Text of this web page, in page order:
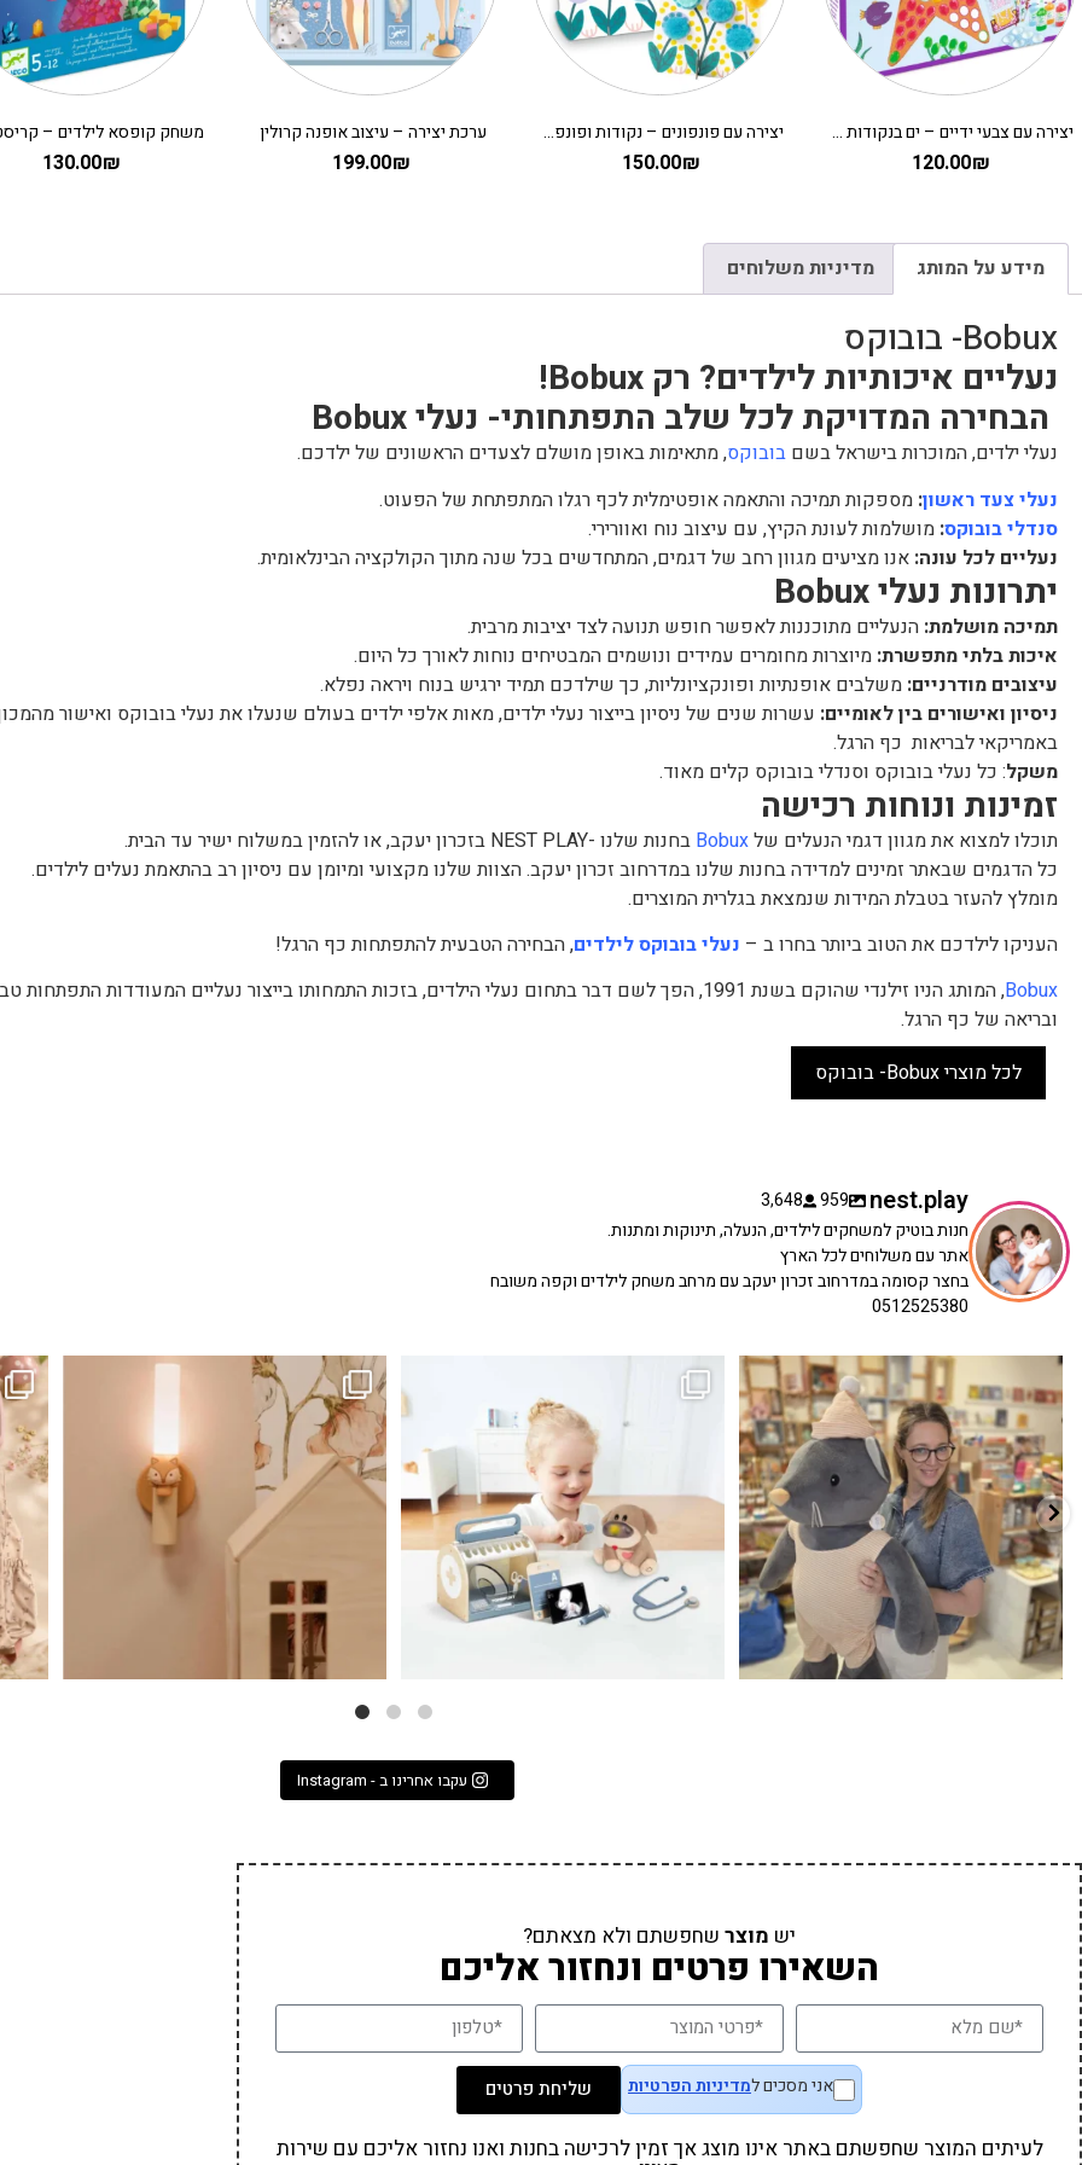
יצירה עם צבעי ידיים – ים בנקודות DJECO
120.00₪
יצירה עם פונפונים – נקודות ופונפונים בדשא DJECO
150.00₪
ערכת יצירה – עיצוב אופנה קרולין
199.00₪
130.00₪
מידע על המותג מדיניות משלוחים
Bobux- בובוקס
נעליים איכותיות לילדים? רק Bobux!
הבחירה המדויקת לכל שלב התפתחותי- נעלי Bobux
נעלי ילדים, המוכרות בישראל בשם בובוקס, מתאימות באופן מושלם לצעדים הראשונים של ילדכם.
נעלי צעד ראשון: מספקות תמיכה והתאמה אופטימלית לכף רגלו המתפתחת של הפעוט.
סנדלי בובוקס: מושלמות לעונת הקיץ, עם עיצוב נוח ואוורירי.
נעליים לכל עונה: אנו מציעים מגוון רחב של דגמים, המתחדשים בכל שנה מתוך הקולקציה הבינלאומית.
יתרונות נעלי Bobux
תמיכה מושלמת: הנעליים מתוכננות לאפשר חופש תנועה לצד יציבות מרבית.
איכות בלתי מתפשרת: מיוצרות מחומרים עמידים ונושמים המבטיחים נוחות לאורך כל היום.
עיצובים מודרניים: משלבים אופנתיות ופונקציונליות, כך שילדכם תמיד ירגיש בנוח ויראה נפלא.
ניסיון ואישורים בין לאומיים: עשרות שנים של ניסיון בייצור נעלי ילדים, מאות אלפי ילדים בעולם שנעלו את נעלי בובוקס ואישור
באמריקאי לבריאות כף הרגל.
משקל: כל נעלי בובוקס וסנדלי בובוקס קלים מאוד.
זמינות ונוחות רכישה
תוכלו למצוא את מגוון דגמי הנעלים של
בחנות שלנו -NEST PLAY בזכרון יעקב, או להזמין במשלוח ישיר עד הבית.
כל הדגמים שבאתר זמינים למדידה בחנות שלנו במדרחוב זכרון יעקב. הצוות שלנו מקצועי ומיומן עם ניסיון רב בהתאמת נעלים לילדים.
מומלץ להעזר בטבלת המידות שנמצאת בגלרית המוצרים.
העניקו לילדכם את הטוב ביותר בחרו ב – נעלי בובוקס לילדים, הבחירה הטבעית להתפתחות כף הרגל!
Bobux
, המותג הניו זילנדי שהוקם בשנת 1991, הפך לשם דבר בתחום נעלי הילדים, בזכות התמחותו בייצור נעליים המעודדות התפתחות
ובריאה של כף הרגל.
לכל מוצרי Bobux- בובוקס
nest.play
959
3,648
חנות בוטיק למשחקים לילדים, הנעלה, תינוקות ומתנות.
אתר עם משלוחים לכל הארץ
בחצר קסומה במדרחוב זכרון יעקב עם מרחב משחק לילדים וקפה משובח
0512525380
גם פריט עיצובי לחדר, גם מנורת לילה מרגיעה, וגם...
0
7 0
כשפתחתי את החנות חלמתי ליצור מקום שהייתי
שמחה
39 16
עקבו אחרינו ב - Instagram
יש מוצר שחפשתם ולא מצאתם?
השאירו פרטים ונחזור אליכם
אני מסכים למדיניות הפרטיות שליחת פרטים
לעיתים המוצר שחפשתם באתר אינו מוצג אך זמין לרכישה בחנות ואנו נחזור אליכם עם שירות